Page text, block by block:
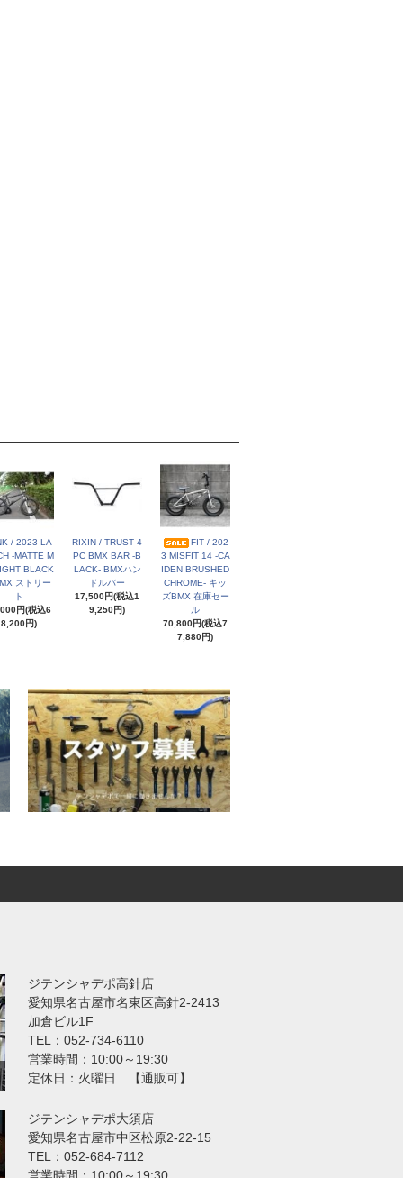
/ 2023 LA
-MATTE M
BLACK
ストリー
ト
円(税込6
8,200円)
RIXIN / TRUST 4
PC BMX BAR -B
LACK- BMXハン
ドルバー
17,500円(税込1
9,250円)
FIT / 202
3 MISFIT 14 -CA
IDEN BRUSHED
CHROME- キッ
ズBMX 在庫セー
ル
70,800円(税込7
7,880円)
ジテンシャデポ高針店
愛知県名古屋市名東区高針2-2413
加倉ビル1F
TEL：052-734-6110
営業時間：10:00～19:30
定休日：火曜日 【通販可】
ジテンシャデポ大須店
愛知県名古屋市中区松原2-22-15
TEL：052-684-7112